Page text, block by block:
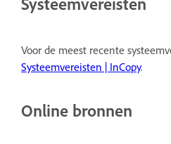
Voor de meest recente
Systeemvereisten | InCopy.
Online bronnen